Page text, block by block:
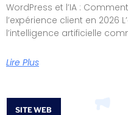
WordPress et l’IA :
l’expérience client en 2026
l’intelligence artificielle
Lire Plus
SITE WEB